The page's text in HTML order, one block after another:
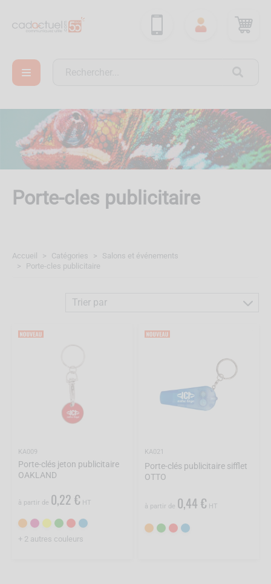
Porte-cles publicitaire
Accueil Catégories
Salons et événements
Porte-cles publicitaire
Trier par
KA009
Porte-clés jeton publicitaire
OAKLAND
à partir de 0,22 € HT
+ 2 autres couleurs
KA021
Porte-clés publicitaire sifflet
OTTO
à partir de 0,44 € HT